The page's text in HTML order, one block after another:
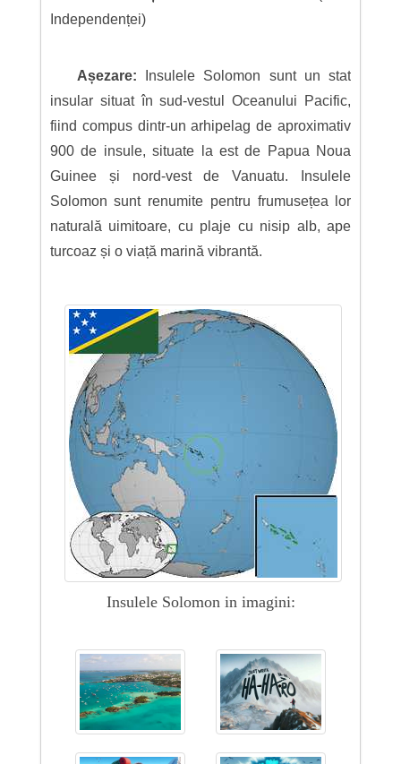
Independenței)
Așezare:
Insulele Solomon sunt un stat
insular situat în sud-vestul Oceanului Pacific,
fiind compus dintr-un arhipelag de aproximativ
900 de insule, situate la est de Papua Noua
Guinee și nord-vest de Vanuatu. Insulele
Solomon sunt renumite pentru frumusețea lor
naturală uimitoare, cu plaje cu nisip alb, ape
turcoaz și o viață marină vibrantă.
Insulele Solomon in imagini: